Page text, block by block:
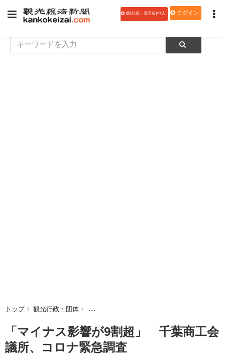
購読(紙・電子版)申込 ログイン
トップ 観光行政・団体 「マイナス影響が9割超」 千葉商工会議所、
「マイナス影響が9割超」 千葉商工会
議所、コロナ緊急調査